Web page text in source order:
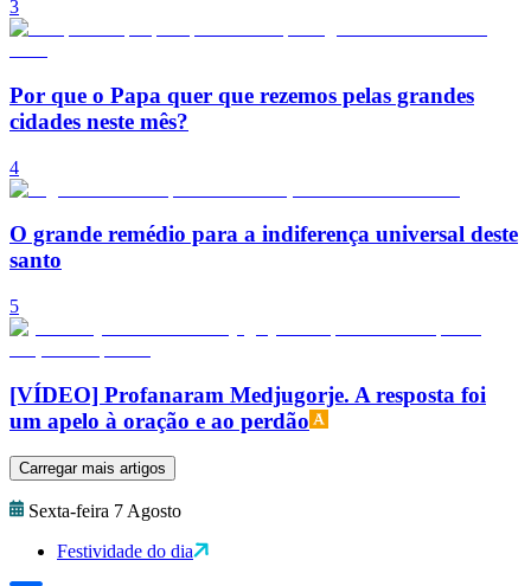
3
Por que o Papa quer que rezemos pelas grandes
cidades neste mês?
4
O grande remédio para a indiferença universal deste
santo
5
[VÍDEO] Profanaram Medjugorje. A resposta foi
um apelo à oração e ao perdão
Carregar mais artigos
Sexta-feira 7 Agosto
Festividade do dia